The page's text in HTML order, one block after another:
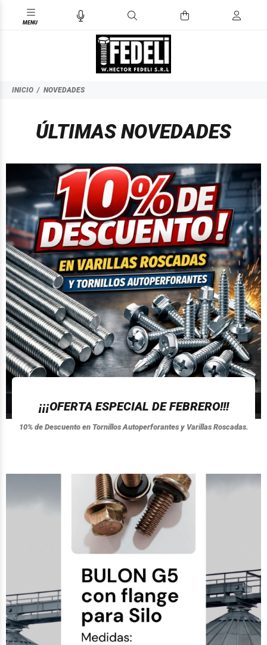
INICIO NOVEDADES
ÚLTIMAS NOVEDADES
¡¡¡OFERTA ESPECIAL DE FEBRERO!!!
10% de Descuento en Tornillos Autoperforantes y Varillas Roscadas.